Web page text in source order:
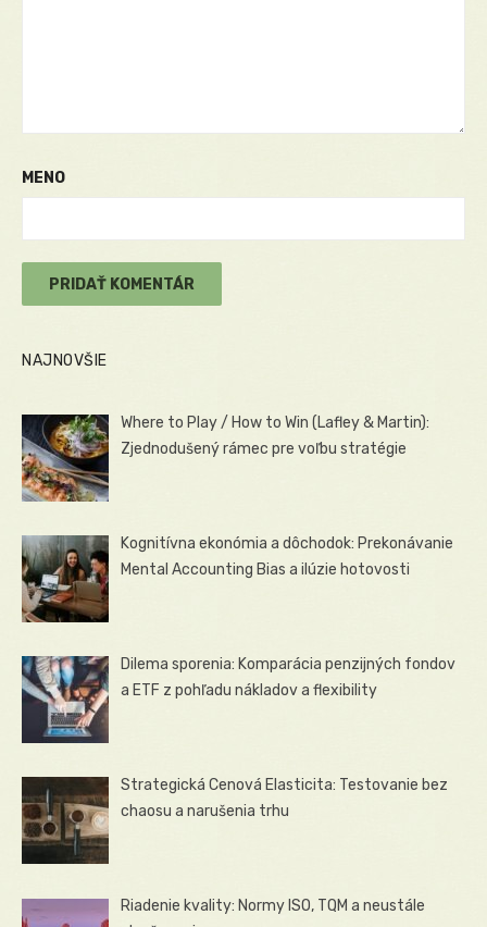
MENO
NAJNOVŠIE
Where to Play / How to Win (Lafley & Martin):
Zjednodušený rámec pre voľbu stratégie
Kognitívna ekonómia a dôchodok: Prekonávanie
Mental Accounting Bias a ilúzie hotovosti
Dilema sporenia: Komparácia penzijných fondov
a ETF z pohľadu nákladov a flexibility
Strategická Cenová Elasticita: Testovanie bez
chaosu a narušenia trhu
Riadenie kvality: Normy ISO, TQM a neustále